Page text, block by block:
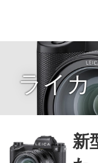
ライカ
新